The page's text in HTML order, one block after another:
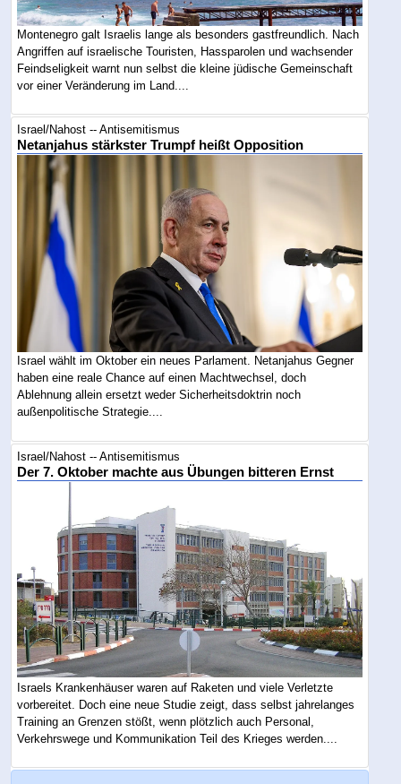
Montenegro galt Israelis lange als besonders gastfreundlich. Nach
Angriffen auf israelische Touristen, Hassparolen und wachsender
Feindseligkeit warnt nun selbst die kleine jüdische Gemeinschaft
vor einer Veränderung im Land....
Israel/Nahost -- Antisemitismus
Netanjahus stärkster Trumpf heißt Opposition
Israel wählt im Oktober ein neues Parlament. Netanjahus Gegner
haben eine reale Chance auf einen Machtwechsel, doch
Ablehnung allein ersetzt weder Sicherheitsdoktrin noch
außenpolitische Strategie....
Israel/Nahost -- Antisemitismus
Der 7. Oktober machte aus Übungen bitteren Ernst
Israels Krankenhäuser waren auf Raketen und viele Verletzte
vorbereitet. Doch eine neue Studie zeigt, dass selbst jahrelanges
Training an Grenzen stößt, wenn plötzlich auch Personal,
Verkehrswege und Kommunikation Teil des Krieges werden....